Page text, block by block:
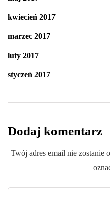
kwiecień 2017
marzec 2017
luty 2017
styczeń 2017
Dodaj komentarz
Twój adres email nie zostanie